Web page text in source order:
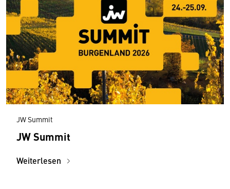
JW Summit
JW Summit
Weiterlesen